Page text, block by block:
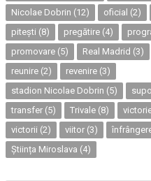
Nicolae Dobrin (12) oficial (2)
pitești (8) pregătire (4)
promovare (5) Real Madrid (3)
reunire (2) revenire (3)
stadion Nicolae Dobrin (5)
transfer (5) Trivale (8)
victorii (2) viitor (3)
Știința Miroslava (4)